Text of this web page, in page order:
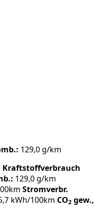
129,0 g/km
Kraftstoffverbrauch
129,0 g/km
Stromverbr.
kWh/100km CO2 gew.,